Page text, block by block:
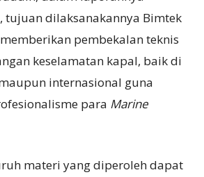
tujuan dilaksanakannya Bimtek
pembekalan teknis
keselamatan kapal, baik di
internasional guna
para Marine
materi yang diperoleh dapat